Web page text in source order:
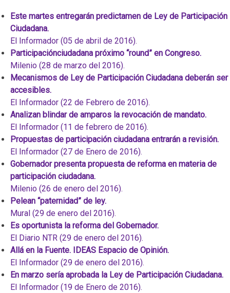
Este martes entregarán predictamen de Ley de Participación
Ciudadana.
El Informador (05 de abril de 2016).
Participaciónciudadana próximo “round” en Congreso.
Milenio (28 de marzo del 2016).
Mecanismos de Ley de Participación Ciudadana deberán ser
accesibles.
El Informador (22 de Febrero de 2016).
Analizan blindar de amparos la revocación de mandato.
El Informador (11 de febrero de 2016).
Propuestas de participación ciudadana entrarán a revisión.
El Informador (27 de Enero de 2016).
Gobernador presenta propuesta de reforma en materia de
participación ciudadana.
Milenio (26 de enero del 2016).
Pelean “paternidad” de ley.
Mural (29 de enero del 2016).
Es oportunista la reforma del Gobernador.
El Diario NTR (29 de enero del 2016).
Allá en la Fuente. IDEAS Espacio de Opinión.
El Informador (29 de enero del 2016).
En marzo sería aprobada la Ley de Participación Ciudadana.
El Informador (19 de Enero de 2016).